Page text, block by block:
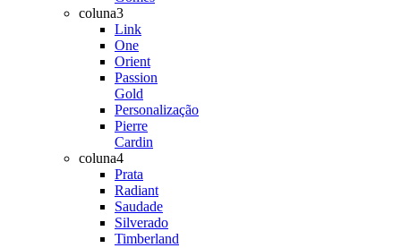
coluna3
Link
One
Orient
Passion
Gold
Personalização
Pierre
Cardin
coluna4
Prata
Radiant
Saudade
Silverado
Timberland